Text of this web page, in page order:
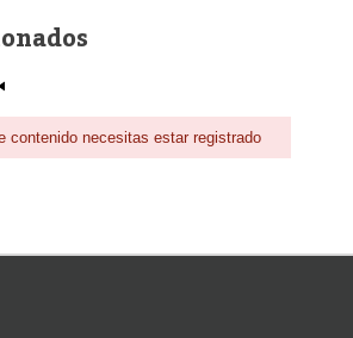
contenido necesitas estar registrado